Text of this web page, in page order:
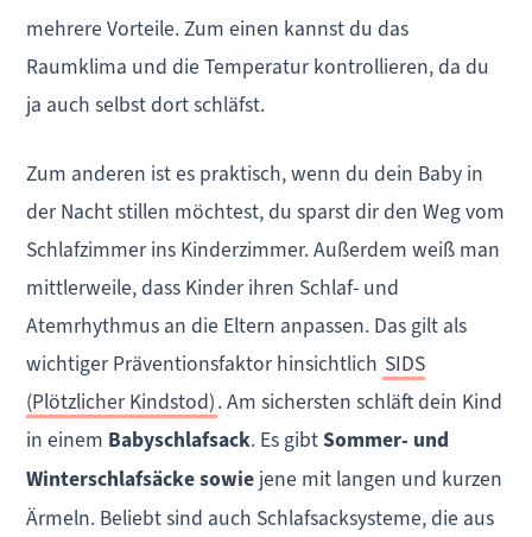
mehrere Vorteile. Zum einen kannst du das
Raumklima und die Temperatur kontrollieren, da du
ja auch selbst dort schläfst.
Zum anderen ist es praktisch, wenn du dein Baby in
der Nacht stillen möchtest, du sparst dir den Weg vom
Schlafzimmer ins Kinderzimmer. Außerdem weiß man
mittlerweile, dass Kinder ihren Schlaf- und
Atemrhythmus an die Eltern anpassen. Das gilt als
wichtiger Präventionsfaktor hinsichtlich SIDS
(Plötzlicher Kindstod). Am sichersten schläft dein Kind
in einem Babyschlafsack. Es gibtSommer- und
Winterschlafsäcke sowie jene mit langen und kurzen
Ärmeln. Beliebt sind auch Schlafsacksysteme, die aus